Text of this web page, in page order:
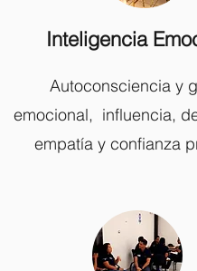
Inteligencia
Autoconsciencia y
emocional, influencia,
empatía y confianza